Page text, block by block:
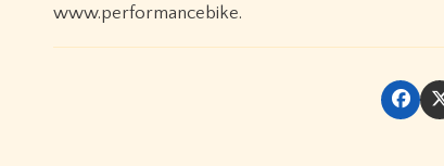
www.performancebike.